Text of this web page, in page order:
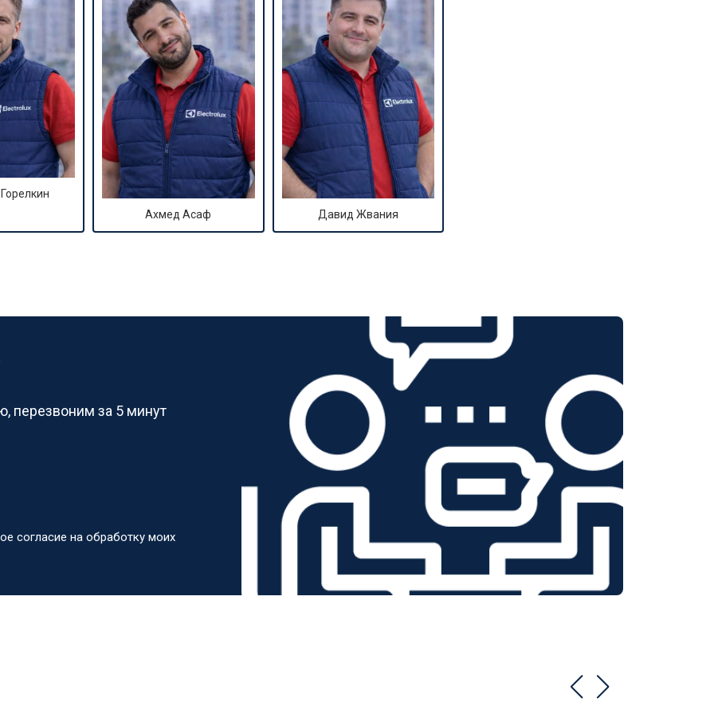
от 90 мин от 2800 ₽
от 70 мин от 3800 ₽
от 70 мин от 2200 ₽
от 50 мин от 2300 ₽
от 2150 ₽
от 3350 ₽ Заказать
от 3450 ₽ Заказать
от 50 мин Заказать
от 3800 ₽ Заказать
Ахмед Асаф
Давид Жвания
перезвоним за 5 минут
согласие на обработку моих